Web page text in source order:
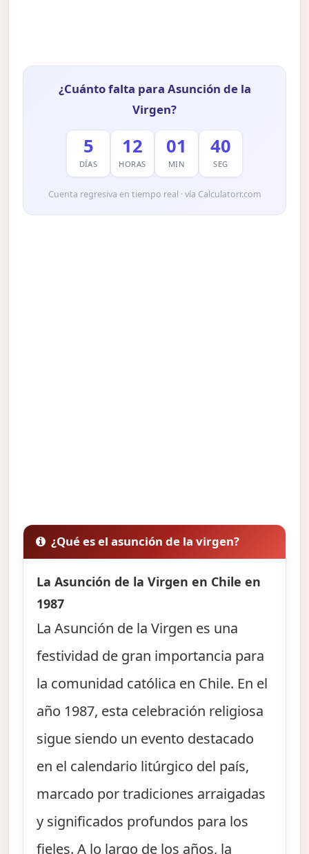
¿Cuánto falta para Asunción de la
Virgen?
5
DÍAS
12
HORAS
01
MIN
39
SEG
Cuenta regresiva en tiempo real · vía Calculatorr.com
¿Qué es el asunción de la virgen?
La Asunción de la Virgen en Chile en
1987
La Asunción de la Virgen es una
festividad de gran importancia para
la comunidad católica en Chile. En el
año 1987, esta celebración religiosa
sigue siendo un evento destacado
en el calendario litúrgico del país,
marcado por tradiciones arraigadas
y significados profundos para los
fieles. A lo largo de los años, la